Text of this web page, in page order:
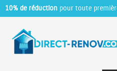
10% de réduction pour toute